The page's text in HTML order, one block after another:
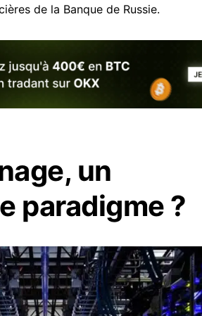
de la Banque de Russie.
un
paradigme ?